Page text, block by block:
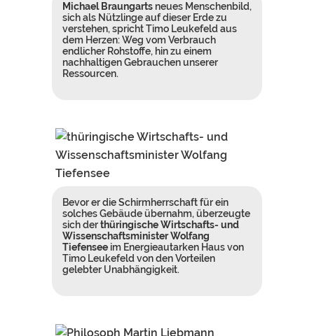
Michael Braungarts neues Menschenbild,
sich als Nützlinge auf dieser Erde zu
verstehen, spricht Timo Leukefeld aus
dem Herzen: Weg vom Verbrauch
endlicher Rohstoffe, hin zu einem
nachhaltigen Gebrauchen unserer
Ressourcen.
Bevor er die Schirmherrschaft für ein
solches Gebäude übernahm, überzeugte
sich derthüringische Wirtschafts- und
WissenschaftsministerWolfang
Tiefensee im Energieautarken Haus von
Timo Leukefeld von den Vorteilen
gelebter Unabhängigkeit.